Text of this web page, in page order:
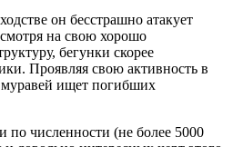
он бесстрашно атакует
на свою хорошо
бегунки скорее
Проявляя свою активность в
муравей ищет погибших
по численности (не более 5000